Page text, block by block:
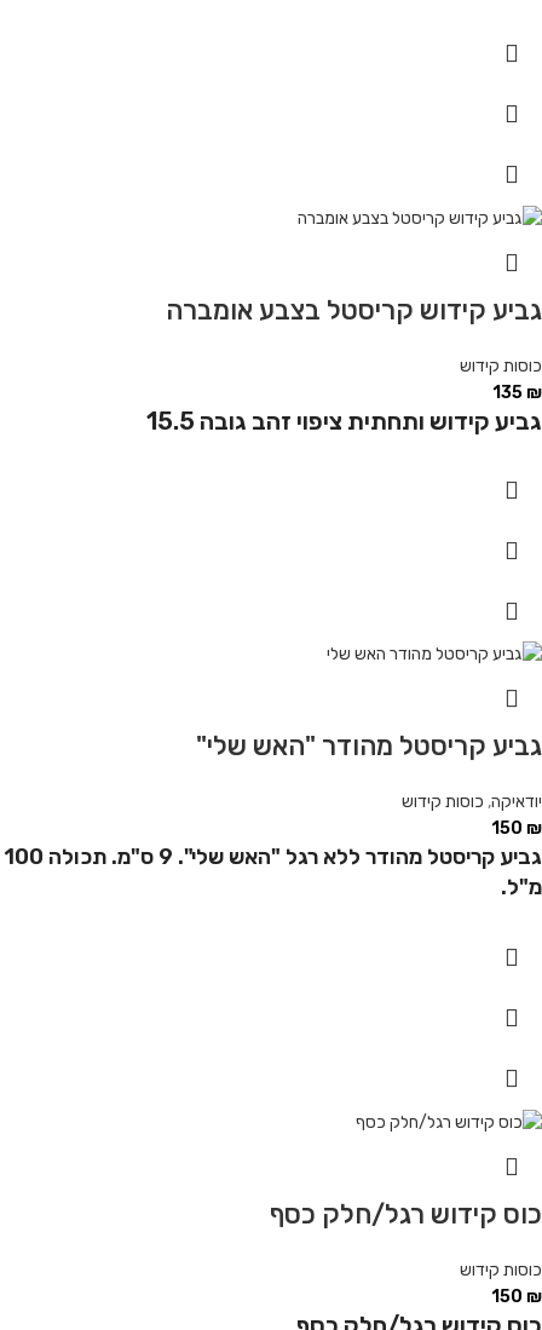
גביע קידוש קריסטל בצבע אומברה
כוסות קידוש
135₪
גביע קידוש ותחתית ציפוי זהב גובה 15.5
גביע קריסטל מהודר "האש שלי"
יודאיקה, כוסות קידוש
150 ₪
גביע קריסטל מהודר ללא רגל "האש שלי". 9 ס"מ. תכולה 100
מ"ל.
כוס קידוש רגל/חלק כסף
כוסות קידוש
150 ₪